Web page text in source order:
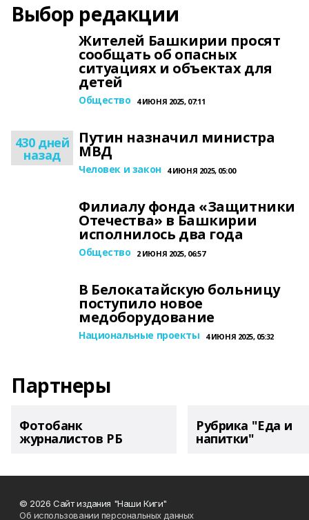
Выбор редакции
Жителей Башкирии просят
сообщать об опасных
ситуациях и объектах для
детей
Общество 4 ИЮНЯ 2025, 07:11
430 дней
назад
Путин назначил министра
МВД
Человек и закон 4 ИЮНЯ 2025, 05:00
Филиалу фонда «Защитники
Отечества» в Башкирии
исполнилось два года
Общество 2 ИЮНЯ 2025, 06:57
В Белокатайскую больницу
поступило новое
медоборудование
Национальные проекты 4 ИЮНЯ 2025, 05:32
Партнеры
Фотобанк
журналистов РБ
Рубрика "Еда и
напитки"
© 2026 Сайт издания "Наши Киги"
Об использовании персональных данных